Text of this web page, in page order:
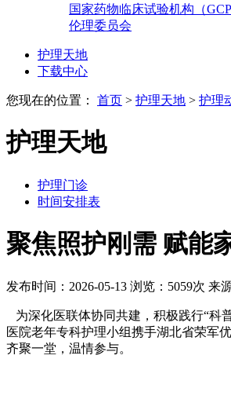
国家药物临床试验机构（GCP
伦理委员会
护理天地
下载中心
您现在的位置： 首页 > 护理天地 > 护理
护理天地
护理门诊
时间安排表
聚焦照护刚需 赋能
发布时间：2026-05-13 浏览：5059次 来
为深化医联体协同共建，积极践行“科
医院老年专科护理小组携手湖北省荣军
齐聚一堂，温情参与。